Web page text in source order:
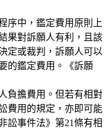
序中，鑑定費用原則上
果對訴願人有利，且該
定或裁判，訴願人可以
的鑑定費用。《訴願
負擔費用。但若有相對
費用的規定，亦即可能
訟事件法》第21條有相